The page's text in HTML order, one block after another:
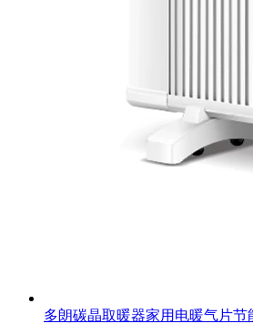
多朗碳晶取暖器家用电暖气片